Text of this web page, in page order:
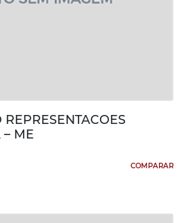
– ME
COMPARAR